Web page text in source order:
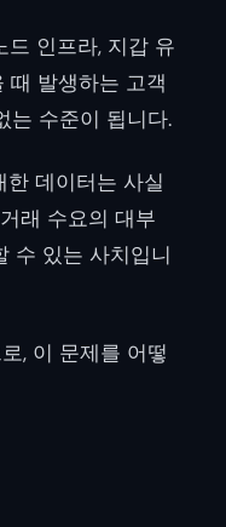
인프라, 지갑 유
때 발생하는 고객
는 수준이 됩니다.
데이터는 사실
래 수요의 대부
수 있는 사치입니
, 이 문제를 어떻